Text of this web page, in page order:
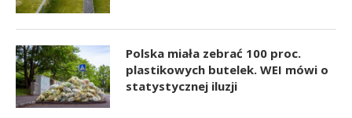
Polska miała zebrać 100 proc.
plastikowych butelek. WEI mówi o
statystycznej iluzji